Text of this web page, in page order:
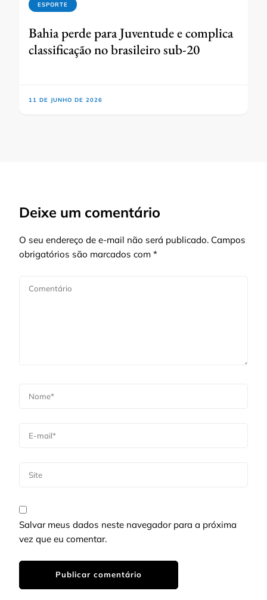
ESPORTE
Bahia perde para Juventude e complica
classificação no brasileiro sub-20
11 DE JUNHO DE 2026
Deixe um comentário
O seu endereço de e-mail não será publicado. Campos
obrigatórios são marcados com *
Salvar meus dados neste navegador para a próxima
vez que eu comentar.